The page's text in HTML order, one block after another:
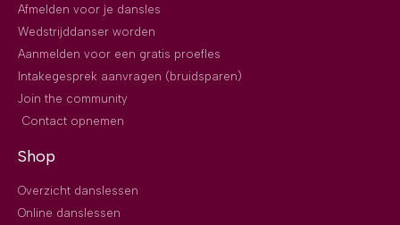
Afmelden voor je dansles
Wedstrijddanser worden
Aanmelden voor een gratis proefles
Intakegesprek aanvragen (bruidsparen)
Join the community
Contact opnemen
Shop
Overzicht danslessen
Online danslessen